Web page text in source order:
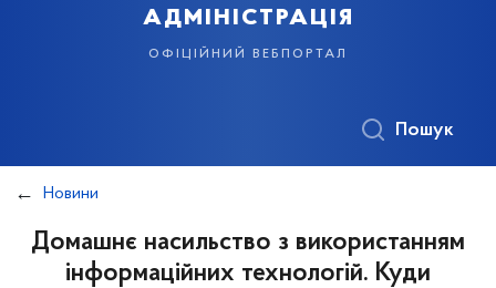
адміністрація
офіційний вебпортал
Пошук
Новини
Домашнє насильство з використанням
інформаційних технологій. Куди